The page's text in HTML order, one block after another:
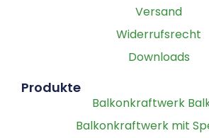
Versand
Widerrufsrecht
Downloads
Produkte
Balkonkraftwerk
Balkonkraftwerk mit